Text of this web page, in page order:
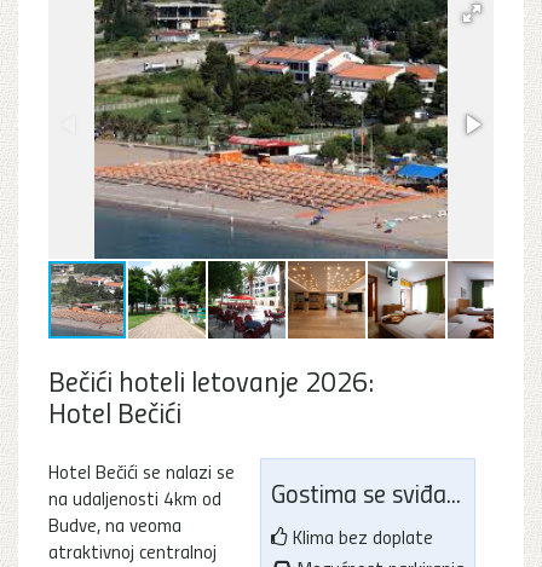
Bečići hoteli letovanje 2026:
Hotel Bečići
Gostima se sviđa...
Klima bez doplate
Hotel Bečići se nalazi se
na udaljenosti 4km od
Budve, na veoma
atraktivnoj centralnoj